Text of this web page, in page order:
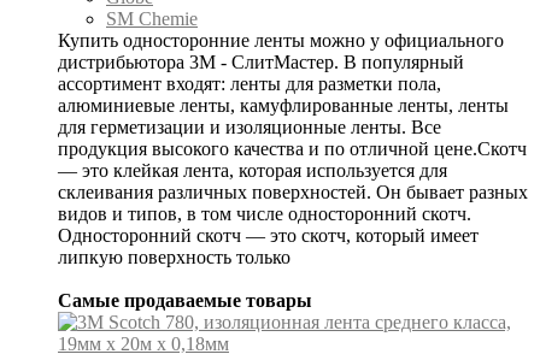
SM Chemie
Купить односторонние ленты можно у официального
дистрибьютора 3М - СлитМастер. В популярный
ассортимент входят: ленты для разметки пола,
алюминиевые ленты, камуфлированные ленты, ленты
для герметизации и изоляционные ленты. Все
продукция высокого качества и по отличной цене.Скотч
— это клейкая лента, которая используется для
склеивания различных поверхностей. Он бывает разных
видов и типов, в том числе односторонний скотч.
Односторонний скотч — это скотч, который имеет
липкую поверхность только
Самые продаваемые товары